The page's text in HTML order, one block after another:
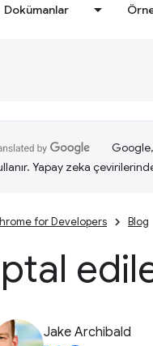
Dokümanlar
Yapay zeka
for Developers Blog
Jake Archibald